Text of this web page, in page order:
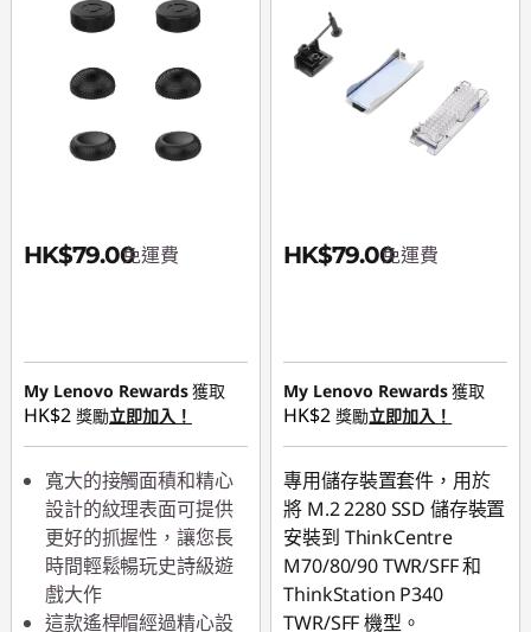
HK$79.00免運費
My Lenovo Rewards獲取
HK$2 獎勵立即加入！
寬大的接觸面積和精心
設計的紋理表面可提供
更好的抓握性，讓您長
時間輕鬆暢玩史詩級遊
戲大作
這款遙桿帽經過精心設
HK$79.00免運費
My Lenovo Rewards獲取
HK$2 獎勵立即加入！
專用儲存裝置套件，用於
將 M.2 2280 SSD 儲存裝置
安裝到 ThinkCentre
M70/80/90 TWR/SFF 和
ThinkStation P340
TWR/SFF 機型。